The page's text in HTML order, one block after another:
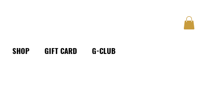
SHOP GIFT CARD G-CLUB